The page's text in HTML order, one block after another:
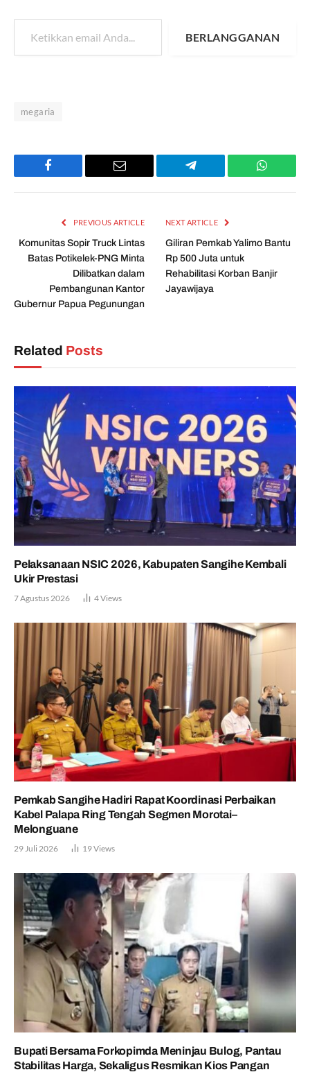
Ketikkan email Anda...
BERLANGGANAN
megaria
Facebook Email Telegram
PREVIOUS ARTICLE
Komunitas Sopir Truck Lintas
Batas Potikelek-PNG Minta
Dilibatkan dalam
Pembangunan Kantor
Gubernur Papua Pegunungan
NEXT ARTICLE
Giliran Pemkab Yalimo Bantu
Rp 500 Juta untuk
Rehabilitasi Korban Banjir
Jayawijaya
Related Posts
Pelaksanaan NSIC 2026, Kabupaten Sangihe Kembali
Ukir Prestasi
7 Agustus 2026 4Views
Pemkab Sangihe Hadiri Rapat Koordinasi Perbaikan
Kabel Palapa Ring Tengah Segmen Morotai–
Melonguane
29 Juli 2026 19Views
Bupati Bersama Forkopimda Meninjau Bulog, Pantau
Stabilitas Harga, Sekaligus Resmikan Kios Pangan